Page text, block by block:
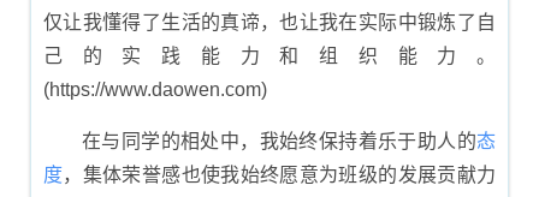
仅让我懂得了生活的真谛，也让我在实际中锻炼了自
己的实践能力和组织能力。
(https://www.daowen.com)
在与同学的相处中，我始终保持着乐于助人的态
度，集体荣誉感也使我始终愿意为班级的发展贡献力